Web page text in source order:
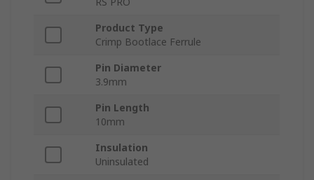
Product Type
Crimp Bootlace Ferrule
Pin Diameter
3.9mm
Pin Length
10mm
Insulation
Uninsulated